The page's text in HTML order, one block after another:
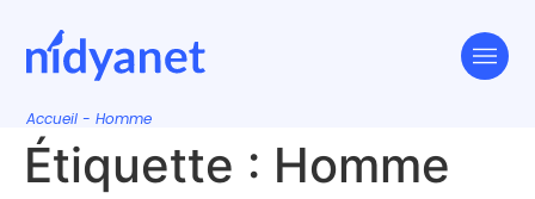
Accueil -Homme
Étiquette : Homme